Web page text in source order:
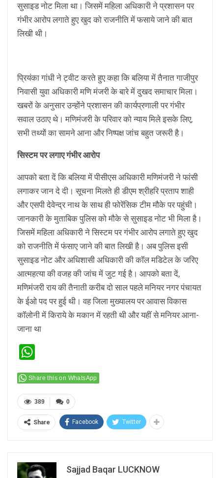
सुसाइड नोट मिला था। जिसमें महिला अधिकारी ने प्रशासन पर
गंभीर आरोप लगाते हुए खुद को राजनीति में फसाये जाने की बात
लिखी थी।
प्रियंका गांधी ने ट्वीट करते हुए कहा कि बलिया में तैनात गाजीपुर
निवासी युवा अधिकारी मणि मंजरी के बारे में दुखद समाचार मिला।
खबरों के अनुसार उन्होंने प्रशासन की कार्यप्रणाली पर गंभीर
सवाल उठाए थे। मणिमंजरी के परिवार को न्याय मिले इसके लिए,
सभी तथ्यों का सामने आना और निष्पक्ष जांच बहुत जरूरी है।
सिस्टम पर लगाए गंभीर आरोप
आपको बता दें कि बलिया में पीसीएस अधिकारी मणिमंजरी ने फांसी
लगाकर जान दे दी। सूचना मिलते ही डीएम श्रीहरि प्रताप शाही
और एसपी देवेन्द्र नाथ के साथ ही फोरेंसिक टीम मौके पर पहुंची।
जानकारी के मुताबिक पुलिस को मौके से सुसाइड नोट भी मिला है।
जिसमें महिला अधिकारी ने सिस्टम पर गंभीर आरोप लगाते हुए खुद
को राजनीति में फंसाए जाने की बात लिखी है। अब पुलिस इसी
सुसाइड नोट और अधिशासी अधिकारी की कॉल मडिटेल के जरिए
आत्महत्या की वजह की जांच में जुट गई है। आपको बता दें,
मणिमंजरी राय की तैनाती करीब दो साल पहले मनियर नगर पंचायत
के ईओ पद पर हुई थी। वह जिला मुख्यालय पर आवास विकास
कॉलोनी में किराये के मकान में रहती थी और यहीं से मनियर आना-
जाना था
Share this on WhatsApp
0
389
Share Facebook Twitter
Sajjad Baqar LUCKNOW